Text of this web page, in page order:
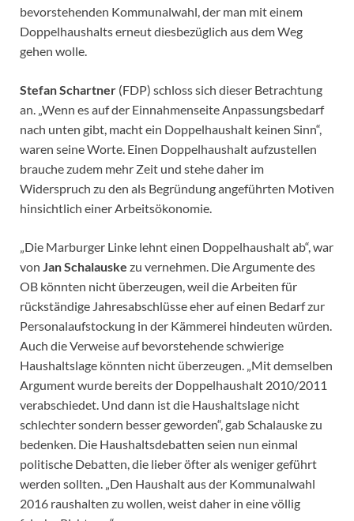
bevorstehenden Kommunalwahl, der man mit einem
Doppelhaushalts erneut diesbezüglich aus dem Weg
gehen wolle.
Stefan Schartner (FDP) schloss sich dieser Betrachtung
an. „Wenn es auf der Einnahmenseite Anpassungsbedarf
nach unten gibt, macht ein Doppelhaushalt keinen Sinn“,
waren seine Worte. Einen Doppelhaushalt aufzustellen
brauche zudem mehr Zeit und stehe daher im
Widerspruch zu den als Begründung angeführten Motiven
hinsichtlich einer Arbeitsökonomie.
„Die Marburger Linke lehnt einen Doppelhaushalt ab“, war
von Jan Schalauske zu vernehmen. Die Argumente des
OB könnten nicht überzeugen, weil die Arbeiten für
rückständige Jahresabschlüsse eher auf einen Bedarf zur
Personalaufstockung in der Kämmerei hindeuten würden.
Auch die Verweise auf bevorstehende schwierige
Haushaltslage könnten nicht überzeugen. „Mit demselben
Argument wurde bereits der Doppelhaushalt 2010/2011
verabschiedet. Und dann ist die Haushaltslage nicht
schlechter sondern besser geworden“, gab Schalauske zu
bedenken. Die Haushaltsdebatten seien nun einmal
politische Debatten, die lieber öfter als weniger geführt
werden sollten. „Den Haushalt aus der Kommunalwahl
2016 raushalten zu wollen, weist daher in eine völlig